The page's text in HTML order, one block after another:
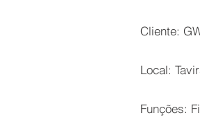
Cliente:
Local:
Funções: